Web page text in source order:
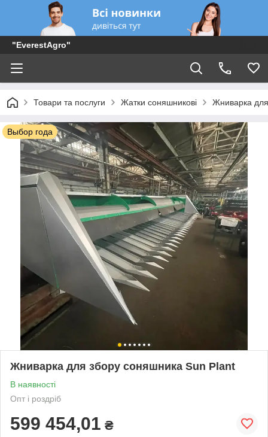
"EverestAgro"
Товари та послуги Жатки соняшникові Жниварка
Выбор года
Жниварка для збору соняшника Sun Plant
В наявності
Опт і роздріб
599 454,01 ₴